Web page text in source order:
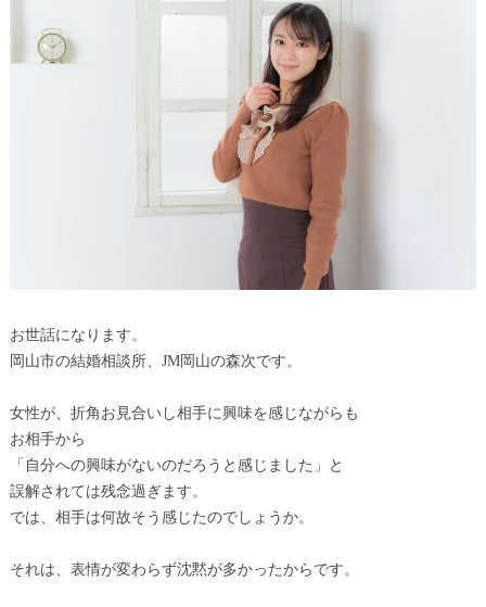
お世話になります。
岡山市の結婚相談所、JM岡山の森次です。
女性が、折角お見合いし相手に興味を感じながらも
お相手から
「自分への興味がないのだろうと感じました」と
誤解されては残念過ぎます。
では、相手は何故そう感じたのでしょうか。
それは、表情が変わらず沈黙が多かったからです。